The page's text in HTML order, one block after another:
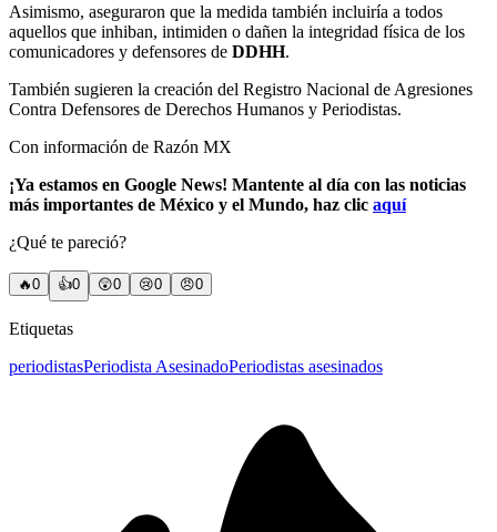
Asimismo, aseguraron que la medida también incluiría a todos
aquellos que inhiban, intimiden o dañen la integridad física de los
comunicadores y defensores de DDHH.
También sugieren la creación del Registro Nacional de Agresiones
Contra Defensores de Derechos Humanos y Periodistas.
Con información de Razón MX
¡Ya estamos en Google News! Mantente al día con las noticias
más importantes de México y el Mundo, haz clic aquí
¿Qué te pareció?
🔥0 👍0 😲0 😢0 😠0
Etiquetas
periodistasPeriodista AsesinadoPeriodistas asesinados